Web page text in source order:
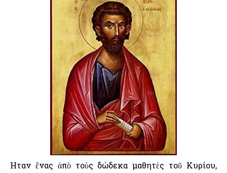
Ηταν ἕνας ἀπὸ τοὺς δώδεκα μαθητὲς τοῦ Κυρίου,